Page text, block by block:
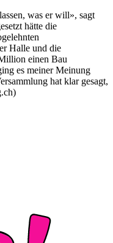
was er will», sagt
hätte die
Halle und die
einen Bau
es meiner Meinung
hat klar gesagt,